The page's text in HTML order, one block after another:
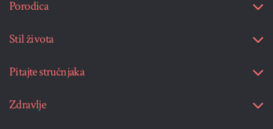
Porodica
Stil života
Pitajte stručnjaka
Zdravlje